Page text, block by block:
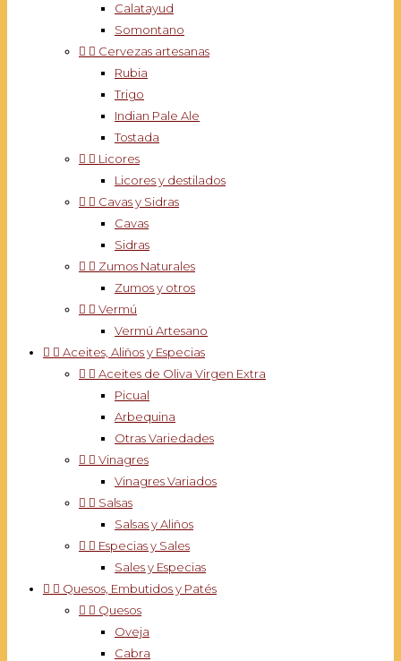
Calatayud
Somontano
  Cervezas artesanas
Rubia
Trigo
Indian Pale Ale
Tostada
  Licores
Licores y destilados
  Cavas y Sidras
Cavas
Sidras
  Zumos Naturales
Zumos y otros
  Vermú
Vermú Artesano
  Aceites, Aliños y Especias
  Aceites de Oliva Virgen Extra
Picual
Arbequina
Otras Variedades
  Vinagres
Vinagres Variados
  Salsas
Salsas y Aliños
  Especias y Sales
Sales y Especias
  Quesos, Embutidos y Patés
  Quesos
Oveja
Cabra